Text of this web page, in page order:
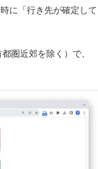
に「行き先が確定して
圏近郊を除く）で、